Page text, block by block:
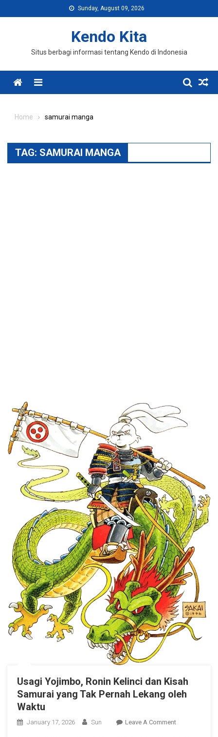
to
Sunday, August 09, 2026
Kendo Kita
Situs berbagi informasi tentang Kendo di Indonesia
Menu
Home samurai manga
TAG: SAMURAI MANGA
Usagi Yojimbo, Ronin Kelinci dan Kisah
Samurai yang Tak Pernah Lekang oleh
Waktu
January 17, 2026 Sun Leave A CommentOn